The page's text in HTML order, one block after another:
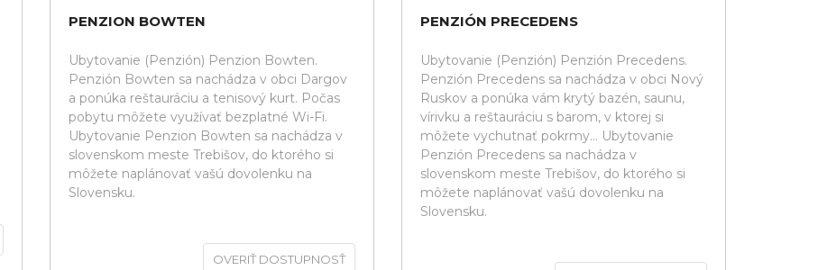
PENZION BOWTEN
Ubytovanie (Penzión) Penzion Bowten.
Penzión Bowten sa nachádza v obci Dargov
a ponúka reštauráciu a tenisový kurt. Počas
pobytu môžete využívať bezplatné Wi-Fi.
Ubytovanie Penzion Bowten sa nachádza v
slovenskom meste Trebišov, do ktorého si
môžete naplánovať vašú dovolenku na
Slovensku.
OVERIŤ DOSTUPNOSŤ
PENZIÓN PRECEDENS
Ubytovanie (Penzión) Penzión Precedens.
Penzión Precedens sa nachádza v obci Nový
Ruskov a ponúka vám krytý bazén, saunu,
vírivku a reštauráciu s barom, v ktorej si
môžete vychutnať pokrmy... Ubytovanie
Penzión Precedens sa nachádza v
slovenskom meste Trebišov, do ktorého si
môžete naplánovať vašú dovolenku na
Slovensku.